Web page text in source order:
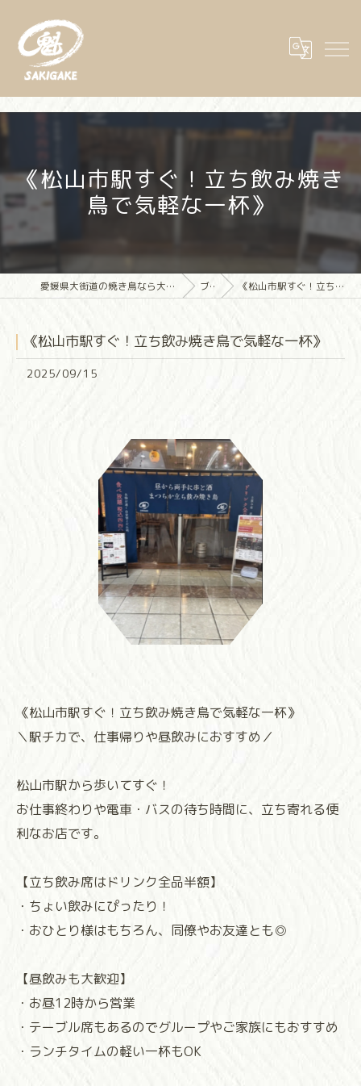
《松山市駅すぐ！立ち飲み焼き
鳥で気軽な一杯》
愛媛県大街道の焼き鳥なら大街道立ち飲み焼き鳥 魁(さきがけ) ブログ 《松山市駅すぐ！立ち飲み焼き鳥で気軽な一杯》
《松山市駅すぐ！立ち飲み焼き鳥で気軽な一杯》
2025/09/15
《松山市駅すぐ！立ち飲み焼き鳥で気軽な一杯》
＼駅チカで、仕事帰りや昼飲みにおすすめ／
松山市駅から歩いてすぐ！
お仕事終わりや電車・バスの待ち時間に、立ち寄れる便
利なお店です。
【立ち飲み席はドリンク全品半額】
・ちょい飲みにぴったり！
・おひとり様はもちろん、同僚やお友達とも◎
【昼飲みも大歓迎】
・お昼12時から営業
・テーブル席もあるのでグループやご家族にもおすすめ
・ランチタイムの軽い一杯もOK